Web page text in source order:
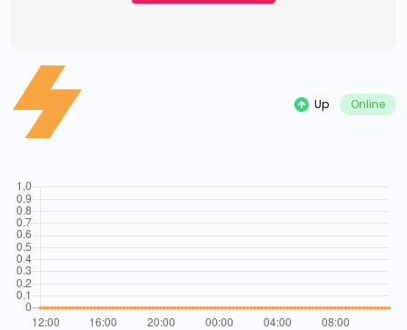
Up Online